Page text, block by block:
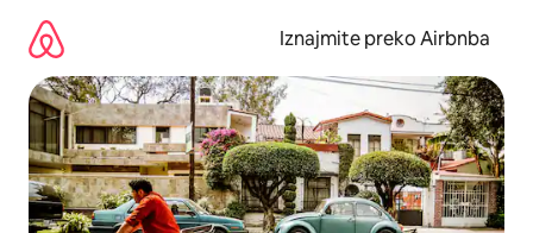
sadržaj
Iznajmite preko Airbnba